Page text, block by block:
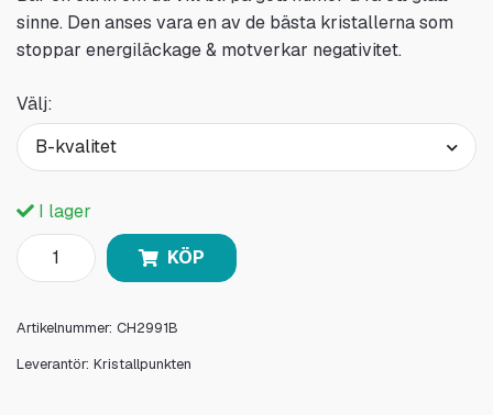
sinne. Den anses vara en av de bästa kristallerna som
stoppar energiläckage & motverkar negativitet.
Välj:
B-kvalitet
I lager
KÖP
Artikelnummer: CH2991B
Leverantör: Kristallpunkten